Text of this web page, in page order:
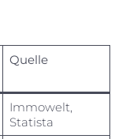
Quelle
Immowelt,
Statista